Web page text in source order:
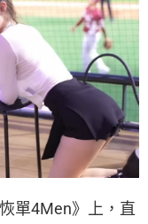
單4Men》上，直